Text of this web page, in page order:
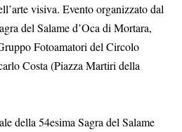
visiva. Evento organizzato dal
del Salame d’Oca di Mortara,
Fotoamatori del Circolo
Costa (Piazza Martiri della
della 54esima Sagra del Salame